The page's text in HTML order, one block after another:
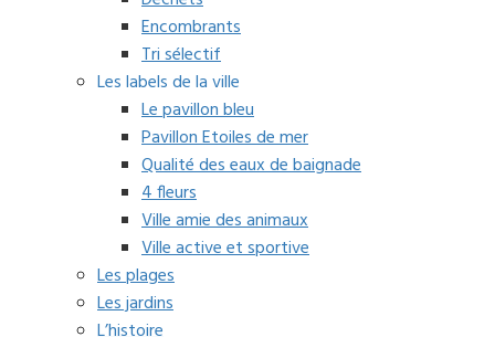
Encombrants
Tri sélectif
Les labels de la ville
Le pavillon bleu
Pavillon Etoiles de mer
Qualité des eaux de baignade
4 fleurs
Ville amie des animaux
Ville active et sportive
Les plages
Les jardins